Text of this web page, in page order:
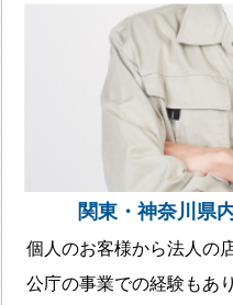
関東・神奈川県
個人のお客様から法人の
公庁の事業での経験もあ